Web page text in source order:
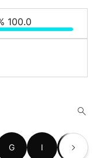
100.0
G I J